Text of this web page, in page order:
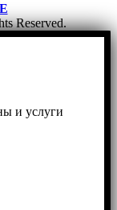
Reserved.
и услуги